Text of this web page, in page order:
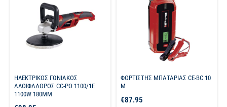
ΗΛΕΚΤΡΙΚΟΣ ΓΩΝΙΑΚΟΣ
ΑΛΟΙΦΑΔΟΡΟΣ CC-PO 1100/1E
1100W 180MM
ΦΟΡΤΙΣΤΗΣ ΜΠΑΤΑΡΙΑΣ CE-BC 10
M
€87.95